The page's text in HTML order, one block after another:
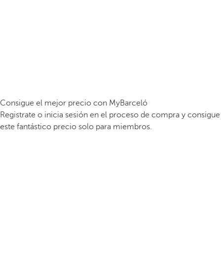
Consigue el mejor precio con MyBarceló
Registrate o inicia sesión en el proceso de compra y consigue
este fantástico precio solo para miembros.